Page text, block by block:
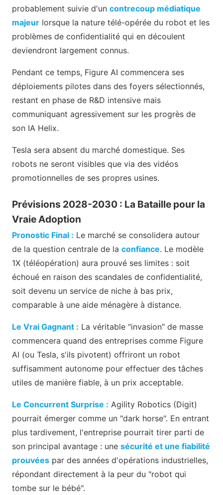
probablement suivie d'un contrecoup médiatique
majeur lorsque la nature télé-opérée du robot et les
problèmes de confidentialité qui en découlent
deviendront largement connus.
Pendant ce temps, Figure AI commencera ses
déploiements pilotes dans des foyers sélectionnés,
restant en phase de R&D intensive mais
communiquant agressivement sur les progrès de
son IA Helix.
Tesla sera absent du marché domestique. Ses
robots ne seront visibles que via des vidéos
promotionnelles de ses propres usines.
Prévisions 2028-2030 : La Bataille pour la
Vraie Adoption
Pronostic Final : Le marché se consolidera autour
de la question centrale de la confiance. Le modèle
1X (téléopération) aura prouvé ses limites : soit
échoué en raison des scandales de confidentialité,
soit devenu un service de niche à bas prix,
comparable à une aide ménagère à distance.
Le Vrai Gagnant : La véritable "invasion" de masse
commencera quand des entreprises comme Figure
AI (ou Tesla, s'ils pivotent) offriront un robot
suffisamment autonome pour effectuer des tâches
utiles de manière fiable, à un prix acceptable.
Le Concurrent Surprise : Agility Robotics (Digit)
pourrait émerger comme un "dark horse". En entrant
plus tardivement, l'entreprise pourrait tirer parti de
son principal avantage : une sécurité et une fiabilité
prouvées par des années d'opérations industrielles,
répondant directement à la peur du "robot qui
tombe sur le bébé".